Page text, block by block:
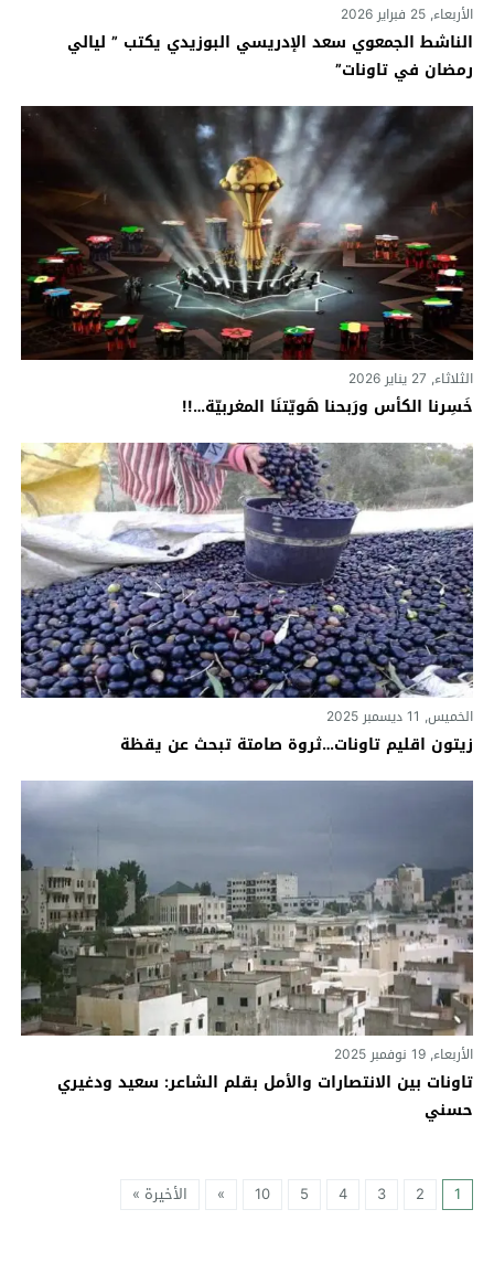
الأربعاء, 25 فبراير 2026
الناشط الجمعوي سعد الإدريسي البوزيدي يكتب ” ليالي
رمضان في تاونات”‎
الثلاثاء, 27 يناير 2026
خَسِرنا الكأس ورَبحنا هَويّتنَا المغربيّة…!!
الخميس, 11 ديسمبر 2025
زيتون اقليم تاونات…ثروة صامتة تبحث عن يقظة
الأربعاء, 19 نوفمبر 2025
تاونات بين الانتصارات والأمل بقلم الشاعر: سعيد ودغيري
حسني
1
2
3
4
5
10
» الأخيرة »